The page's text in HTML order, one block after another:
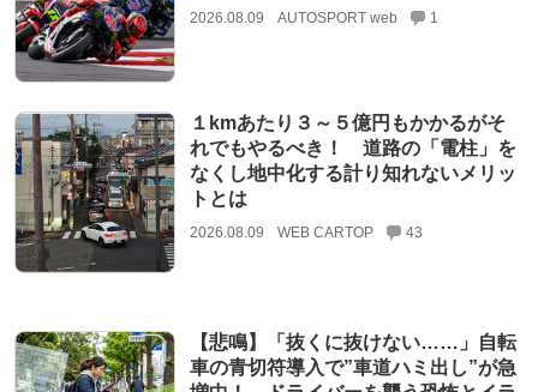
2026.08.09 AUTOSPORT web 1
１kmあたり３～５億円もかかるがそ
れでもやるべき！ 道路の「電柱」を
なくし地中化する計り知れないメリッ
トとは
2026.08.09 WEB CARTOP 43
【悲鳴】「抜くに抜けない……」自転
車の青切符導入で”車道ハミ出し”が急